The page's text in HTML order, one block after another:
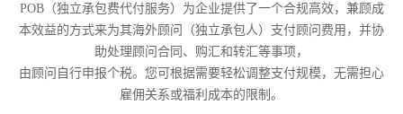
POB（独立承包费代付服务）为企业提供了一个合规高效，兼顾成
本效益的方式来为其海外顾问（独立承包人）支付顾问费用，并协
助处理顾问合同、购汇和转汇等事项，
由顾问自行申报个税。您可根据需要轻松调整支付规模，无需担心
雇佣关系或福利成本的限制。